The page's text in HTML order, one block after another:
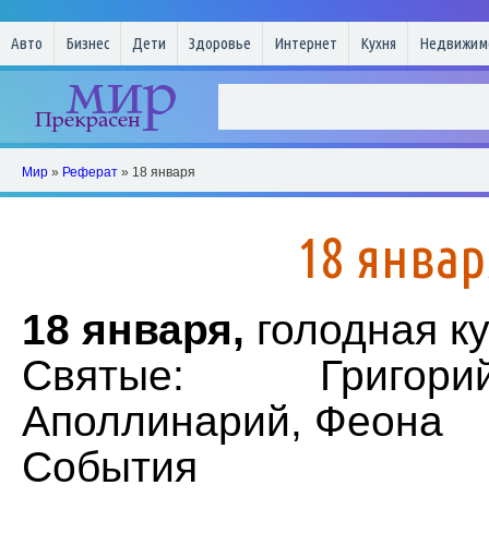
Авто Бизнес Дети Здоровье Интернет Кухня
Мир » Реферат » 18 января
18
18 января, голодная
Святые:
Аполлинарий, Феона
События